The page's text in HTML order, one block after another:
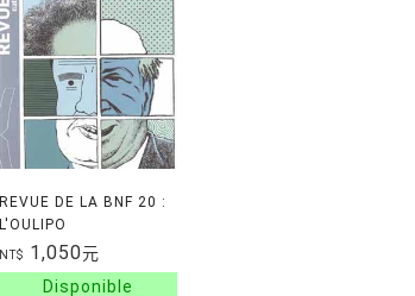
REVUE DE LA BNF 20 :
L'OULIPO
NT$ 1,050元